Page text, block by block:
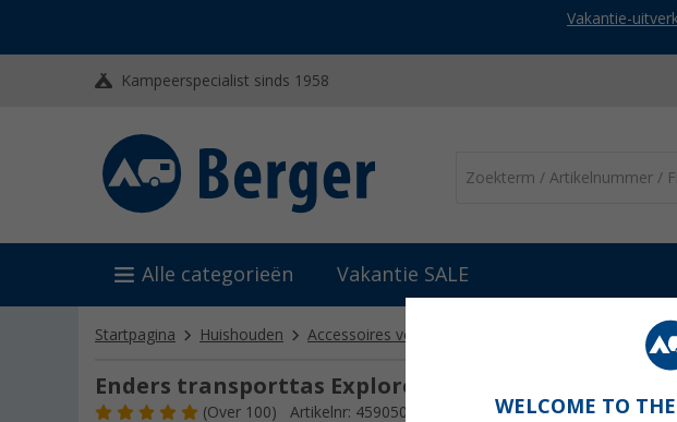
Vakantie-
Kampeerspecialist sinds 1958
Alle categorieën Vakantie SALE
Startpagina Huishouden Accessoires voor barbecues & kooktoestellen
Enders transporttas Explorer
(Over100) Artikelnr: 459050 WELCOME TO